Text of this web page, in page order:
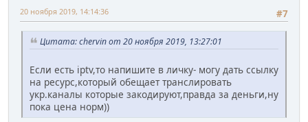
#7
20 ноября 2019, 14:14:36
Цитата: chervin от 20 ноября 2019, 13:27:01
Если есть iptv,то напишите в личку- могу дать ссылку
на ресурс,который обещает транслировать
укр.каналы которые закодируют,правда за деньги,ну
пока цена норм))